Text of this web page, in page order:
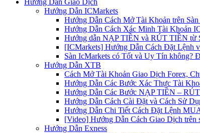
Hướng Dẫn Giao Dịch
Hướng Dẫn ICMarkets
Hướng Dẫn Cách Mở Tài Khoản trên
Hướng Dẫn Cách Xác Minh Tài Khoản
Hướng dẫn NẠP TIỀN và RÚT TIỀN từ
[ICMarkets] Hướng Dẫn Cách Đặt Lệnh
Sàn IcMarkets có Tốt và Uy Tín không?
Hướng Dẫn XTB
Cách Mở Tài Khoản Giao Dịch Forex,
Hướng Dẫn Các Bước Xác Thực Tài
Hướng Dẫn Các Bước NẠP TIỀN –
Hướng Dẫn Cách Cài Đặt và Cách Sử
Hướng Dẫn Chi Tiết Cách Đặt Lệnh
[Video] Hướng Dẫn Cách Giao Dịch trên
Hướng Dẫn Exness